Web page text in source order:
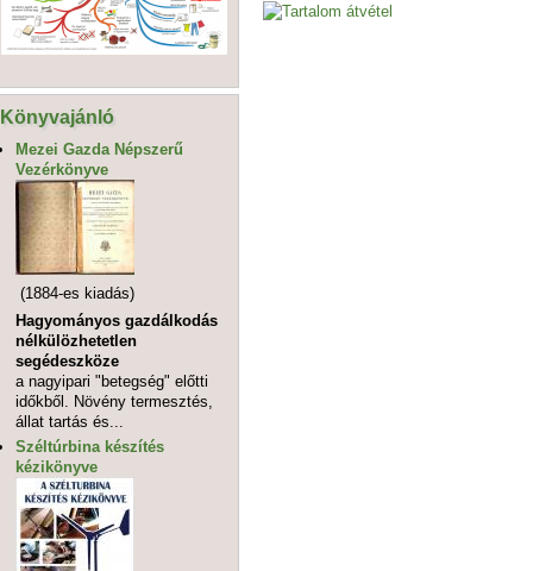
Könyvajánló
Mezei Gazda Népszerű
Vezérkönyve
(1884-es kiadás)
Hagyományos gazdálkodás
nélkülözhetetlen
segédeszköze
a nagyipari "betegség" előtti
időkből. Növény termesztés,
állat tartás és...
Széltúrbina készítés
kézikönyve